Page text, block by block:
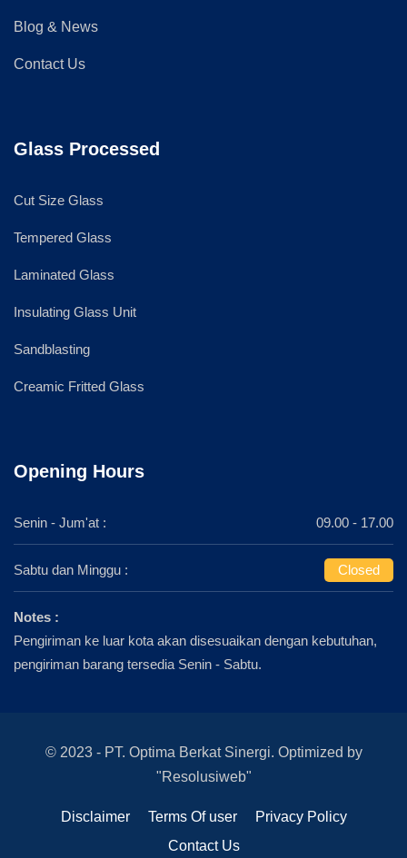
Blog & News
Contact Us
Glass Processed
Cut Size Glass
Tempered Glass
Laminated Glass
Insulating Glass Unit
Sandblasting
Creamic Fritted Glass
Opening Hours
Senin - Jum'at : 09.00 - 17.00
Sabtu dan Minggu : Closed
Notes :
Pengiriman ke luar kota akan disesuaikan dengan kebutuhan,
pengiriman barang tersedia Senin - Sabtu.
© 2023 - PT. Optima Berkat Sinergi. Optimized by
"Resolusiweb"
Disclaimer Terms Of user
Privacy Policy
Contact Us